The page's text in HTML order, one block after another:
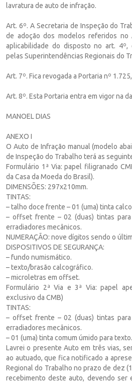
lavratura de auto de infração.
Art. 6º. A Secretaria de Inspeção do
de adoção dos modelos referidos no
aplicabilidade do disposto no art. 4º,
pelas Superintendências Regionais do
Art. 7º. Fica revogada a Portaria nº
Art. 8º. Esta Portaria entra em vigor na
MANOEL DIAS
ANEXO I
O Auto de Infração manual (modelo
de Inspeção do Trabalho terá as
Formulário 1ª Via: papel filigranado
da Casa da Moeda do Brasil).
DIMENSÕES: 297x210mm.
TINTAS:
– talho doce frente – 01 (uma) tinta
– offset frente – 02 (duas) tintas
erradiadores mecânicos.
NUMERAÇÃO: nove dígitos sendo o
DISPOSITIVOS DE SEGURANÇA:
– fundo numismático.
– texto/brasão calcográfico.
– microletras em offset.
Formulário 2ª Via e 3ª Via: papel
exclusivo da CMB)
TINTAS:
– offset frente – 02 (duas) tintas
erradiadores mecânicos.
– 01 (uma) tinta comum úmido para texto.
Lavrei o presente Auto em três vias,
ao autuado, que fica notificado a
Regional do Trabalho no prazo de dez
recebimento deste auto, devendo ser